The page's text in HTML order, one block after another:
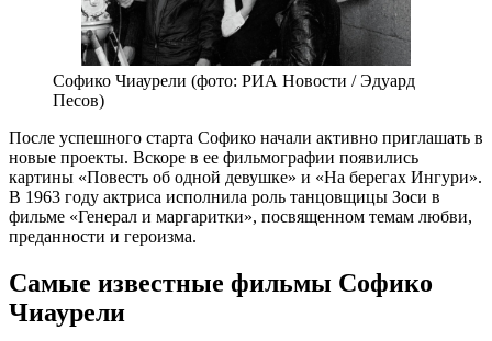
Софико Чиаурели (фото: РИА Новости / Эдуард
Песов)
После успешного старта Софико начали активно приглашать в
новые проекты. Вскоре в ее фильмографии появились
картины «Повесть об одной девушке» и «На берегах Ингури».
В 1963 году актриса исполнила роль танцовщицы Зоси в
фильме «Генерал и маргаритки», посвященном темам любви,
преданности и героизма.
Самые известные фильмы Софико
Чиаурели